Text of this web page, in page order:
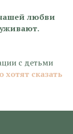
любви
с детьми
сказать